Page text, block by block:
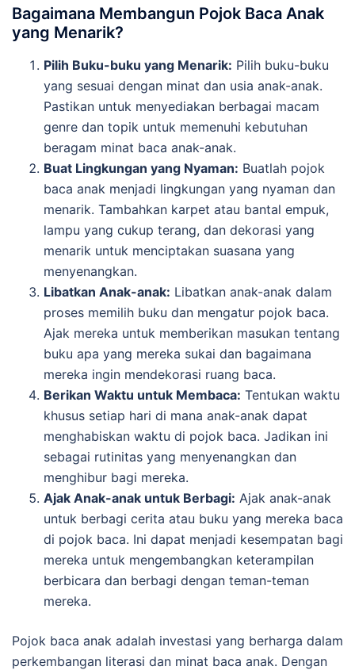
Bagaimana Membangun Pojok Baca Anak
yang Menarik?
Pilih Buku-buku yang Menarik: Pilih buku-buku
yang sesuai dengan minat dan usia anak-anak.
Pastikan untuk menyediakan berbagai macam
genre dan topik untuk memenuhi kebutuhan
beragam minat baca anak-anak.
Buat Lingkungan yang Nyaman: Buatlah pojok
baca anak menjadi lingkungan yang nyaman dan
menarik. Tambahkan karpet atau bantal empuk,
lampu yang cukup terang, dan dekorasi yang
menarik untuk menciptakan suasana yang
menyenangkan.
Libatkan Anak-anak: Libatkan anak-anak dalam
proses memilih buku dan mengatur pojok baca.
Ajak mereka untuk memberikan masukan tentang
buku apa yang mereka sukai dan bagaimana
mereka ingin mendekorasi ruang baca.
Berikan Waktu untuk Membaca: Tentukan waktu
khusus setiap hari di mana anak-anak dapat
menghabiskan waktu di pojok baca. Jadikan ini
sebagai rutinitas yang menyenangkan dan
menghibur bagi mereka.
Ajak Anak-anak untuk Berbagi: Ajak anak-anak
untuk berbagi cerita atau buku yang mereka baca
di pojok baca. Ini dapat menjadi kesempatan bagi
mereka untuk mengembangkan keterampilan
berbicara dan berbagi dengan teman-teman
mereka.
Pojok baca anak adalah investasi yang berharga dalam
perkembangan literasi dan minat baca anak. Dengan